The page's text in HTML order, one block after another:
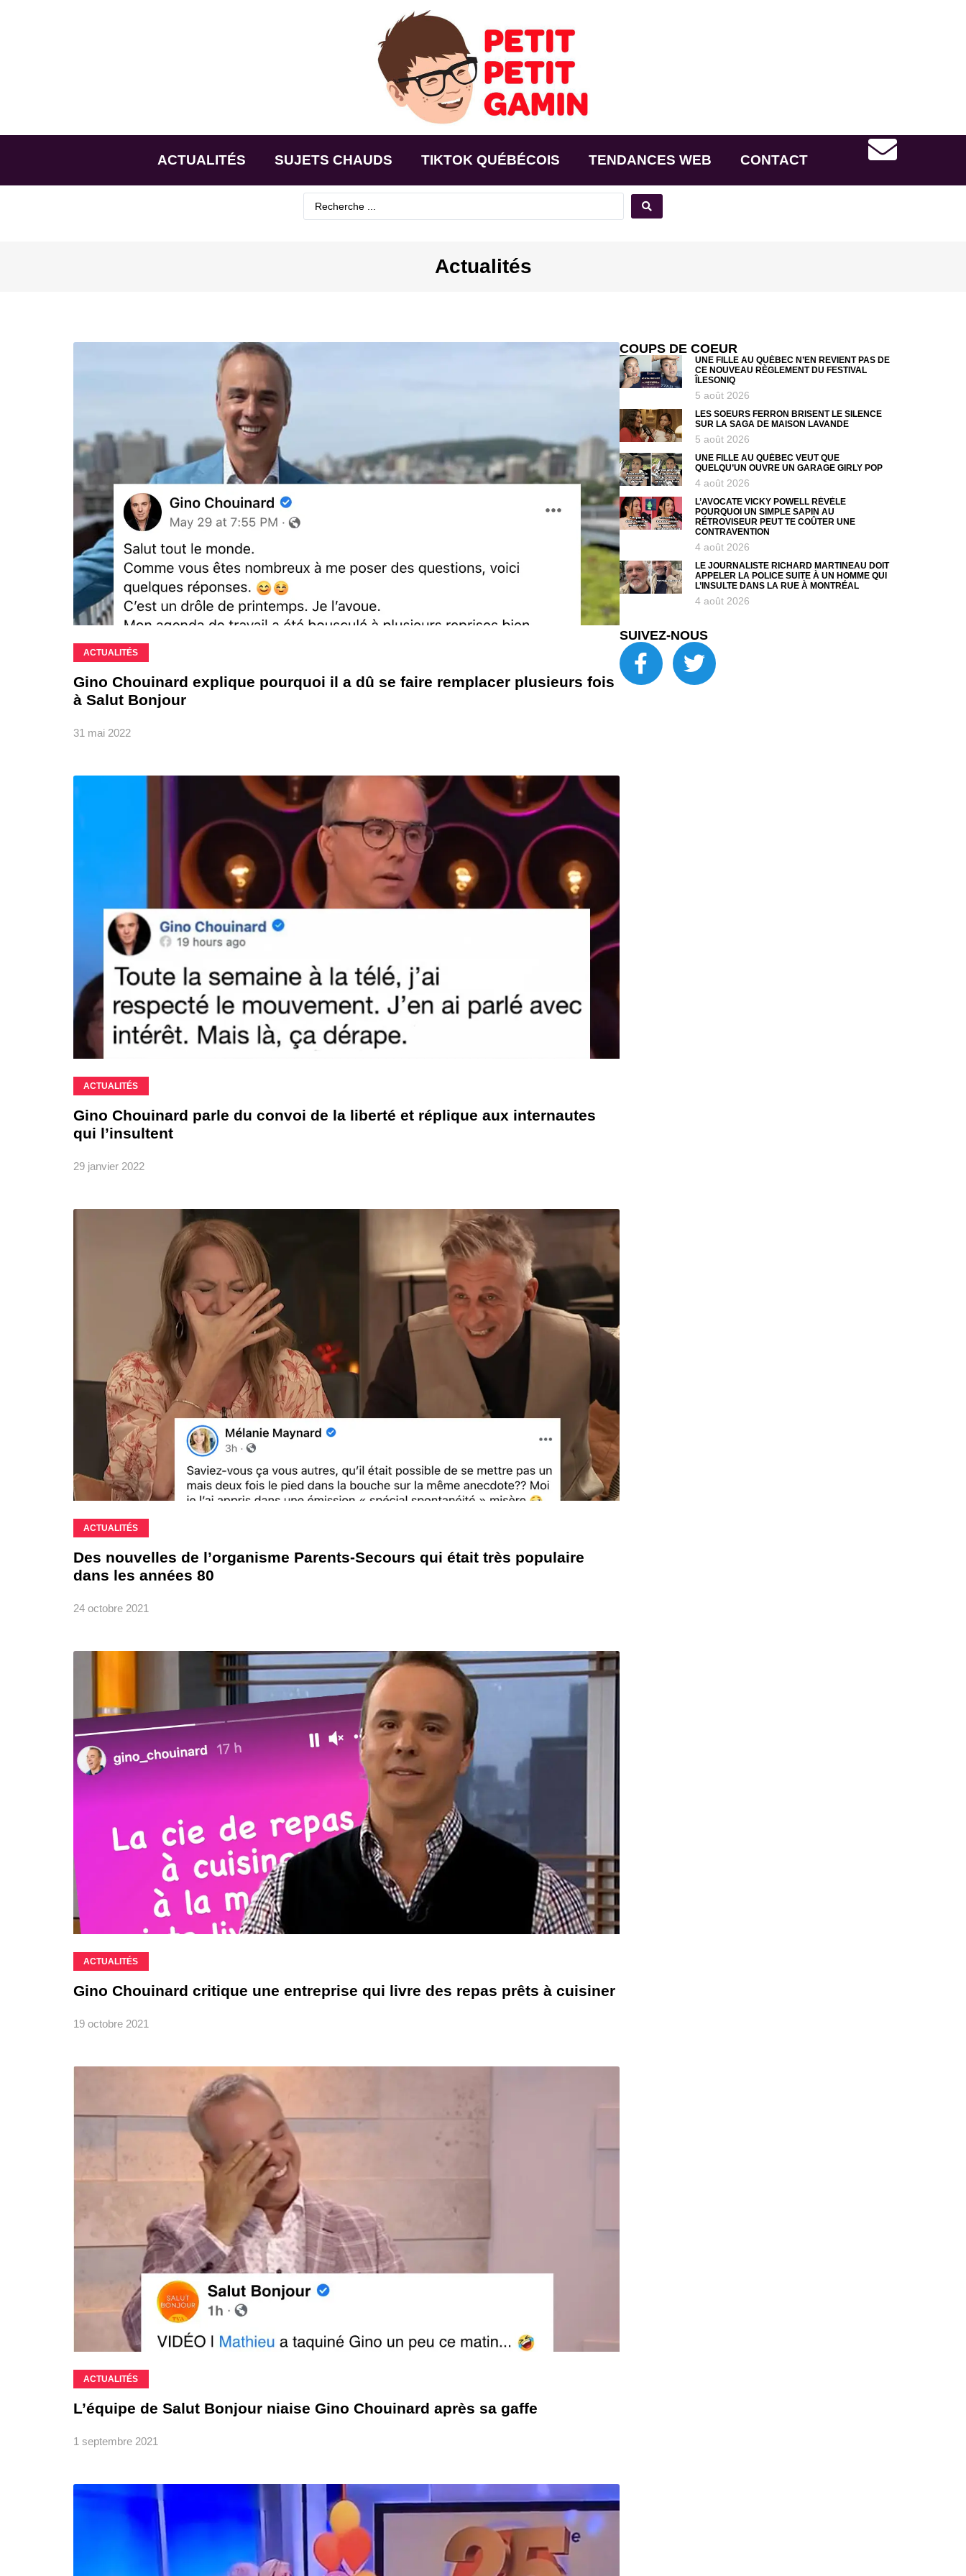
ACTUALITÉS SUJETS CHAUDS TIKTOK QUÉBÉCOIS TENDANCES WEB CONTACT
Actualités
ACTUALITÉS
Gino Chouinard explique pourquoi il a dû se faire remplacer plusieurs fois
à Salut Bonjour
31 mai 2022
ACTUALITÉS
Gino Chouinard parle du convoi de la liberté et réplique aux internautes
qui l’insultent
29 janvier 2022
ACTUALITÉS
Des nouvelles de l’organisme Parents-Secours qui était très populaire
dans les années 80
24 octobre 2021
ACTUALITÉS
Gino Chouinard critique une entreprise qui livre des repas prêts à cuisiner
19 octobre 2021
ACTUALITÉS
L’équipe de Salut Bonjour niaise Gino Chouinard après sa gaffe
1 septembre 2021
COUPS DE COEUR
UNE FILLE AU QUÉBEC N’EN REVIENT PAS DE
CE NOUVEAU RÈGLEMENT DU FESTIVAL
ÎLESONIQ
5 août 2026
LES SOEURS FERRON BRISENT LE SILENCE
SUR LA SAGA DE MAISON LAVANDE
5 août 2026
UNE FILLE AU QUÉBEC VEUT QUE
QUELQU’UN OUVRE UN GARAGE GIRLY POP
4 août 2026
L’AVOCATE VICKY POWELL RÉVÈLE
POURQUOI UN SIMPLE SAPIN AU
RÉTROVISEUR PEUT TE COÛTER UNE
CONTRAVENTION
4 août 2026
LE JOURNALISTE RICHARD MARTINEAU DOIT
APPELER LA POLICE SUITE À UN HOMME QUI
L’INSULTE DANS LA RUE À MONTRÉAL
4 août 2026
SUIVEZ-NOUS